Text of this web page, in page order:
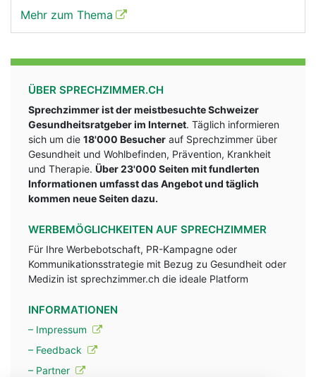
Mehr zum Thema
ÜBER SPRECHZIMMER.CH
Sprechzimmer ist der meistbesuchte Schweizer
Gesundheitsratgeber im Internet. Täglich informieren
sich um die 18'000 Besucher auf Sprechzimmer über
Gesundheit und Wohlbefinden, Prävention, Krankheit
und Therapie. Über 23'000 Seiten mit fundlerten
Informationen umfasst das Angebot und täglich
kommen neue Seiten dazu.
WERBEMÖGLICHKEITEN AUF SPRECHZIMMER
Für Ihre Werbebotschaft, PR-Kampagne oder
Kommunikationsstrategie mit Bezug zu Gesundheit oder
Medizin ist sprechzimmer.ch die ideale Platform
INFORMATIONEN
– Impressum
– Feedback
– Partner